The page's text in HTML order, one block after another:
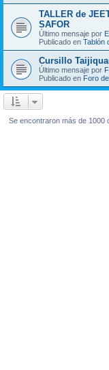
TALLER de
SAFOR
Último mensaje por
Publicado en Tablón
Cursillo
Último mensaje por
Publicado en Foro
Se encontraron más de 1000